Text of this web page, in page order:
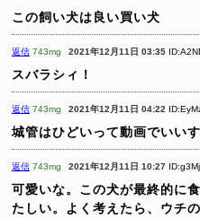
この飼い犬は良い買い犬
返信 743mg 2021年12月11日 03:35
スバラシィ！
返信 743mg 2021年12月11日 04:22
城管はひどいって動画でいい
返信 743mg 2021年12月11日 10:27
可愛いな。この犬が最終的に
たしい。よく考えたら、ウチ